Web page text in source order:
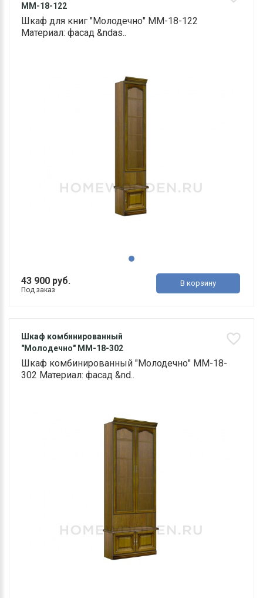
ММ-18-122
Шкаф для книг "Молодечно" ММ-18-122
Материал: фасад &ndas..
43 900 руб.
Под заказ
В корзину
Шкаф комбинированный
"Молодечно" ММ-18-302
Шкаф комбинированный "Молодечно" ММ-18-
302 Материал: фасад &nd..